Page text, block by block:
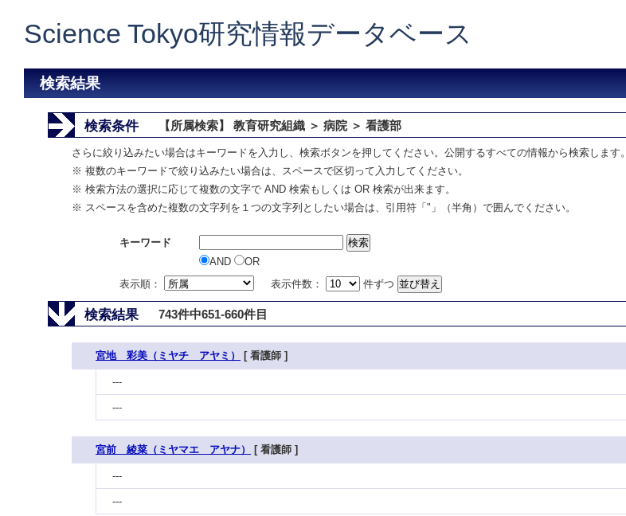
Science Tokyo研究情報データベース
検索結果
検索条件 【所属検索】 教育研究組織 ＞ 病院 ＞ 看護部
さらに絞り込みたい場合はキーワードを入力し、検索ボタンを押してください。公開するすべての情報から検索します。
※ 複数のキーワードで絞り込みたい場合は、スペースで区切って入力してください。
※ 検索方法の選択に応じて複数の文字で AND 検索もしくは OR 検索が出来ます。
※ スペースを含めた複数の文字列を１つの文字列としたい場合は、引用符「"」（半角）で囲んでください。
キーワード
AND
OR
表示順：
表示件数： 件ずつ
検索結果 743件中651-660件目
宮地 彩美（ミヤチ アヤミ） [ 看護師 ]
---
---
宮前 綾菜（ミヤマエ アヤナ） [ 看護師 ]
---
---